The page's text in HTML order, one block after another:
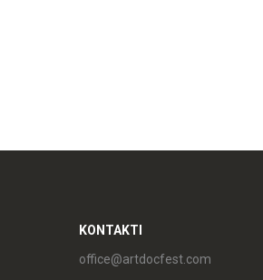
KONTAKTI
office@artdocfest.com